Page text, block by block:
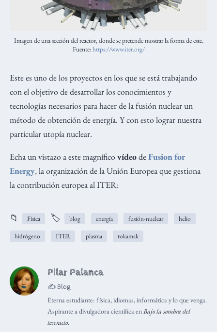
Imagen de una sección del reactor, donde se pretende mostrar la forma de este.
Fuente:https://www.iter.org/
Este es uno de los proyectos en los que se está trabajando
con el objetivo de desarrollar los conocimientos y
tecnologías necesarios para hacer de la fusión nuclear un
método de obtención de energía. Y con esto lograr nuestra
particular utopía nuclear.
Echa un vistazo a este magnífico vídeodeFusion for
Energy, la organización de la Unión Europea que gestiona
la contribución europea al ITER:
📁 Física 🏷️ blog energía fusión-nuclear helio
hidrógeno ITER plasma tokamak
Pilar Palanca
✍️ Blog
Eterna estudiante: física, idiomas, informática y lo que venga.
Aspirante a divulgadora científica enBajo la sombra del
teseracto.